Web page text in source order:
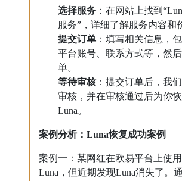
选择服务 ：在网站上找到
服务”，详细了解服务内容和
提交订单 ：填写相关信息，
平台账号、联系方式等，然
单。
等待审核：提交订单后，我
审核，并在审核通过后为你
Luna。
案例分析：Luna恢复成功案例
案例一：某网红在欧易平台上使用
Luna，但近期发现Luna消失了。